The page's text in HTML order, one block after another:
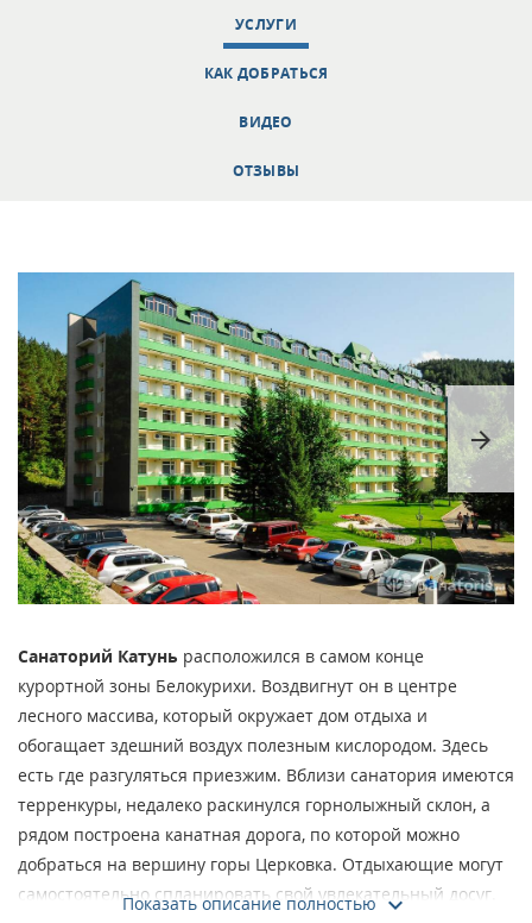
УСЛУГИ
КАК ДОБРАТЬСЯ
ВИДЕО
ОТЗЫВЫ
arrow_forward
Санаторий Катунь расположился в самом конце
курортной зоны Белокурихи. Воздвигнут он в центре
лесного массива, который окружает дом отдыха и
обогащает здешний воздух полезным кислородом. Здесь
есть где разгуляться приезжим. Вблизи санатория имеются
терренкуры, недалеко раскинулся горнолыжный склон, а
рядом построена канатная дорога, по которой можно
добраться на вершину горы Церковка. Отдыхающие могут
самостоятельно спланировать свой увлекательный досуг.
Показать описание полностью